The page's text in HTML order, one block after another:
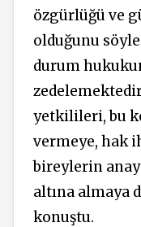
özgürlüğü ve
olduğunu
durum
yetkilileri, bu
vermeye, hak
bireylerin
altına almaya
konuştu.